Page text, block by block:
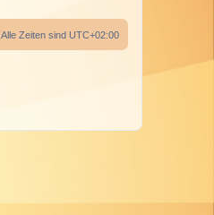
Alle Zeiten sind UTC+02:00